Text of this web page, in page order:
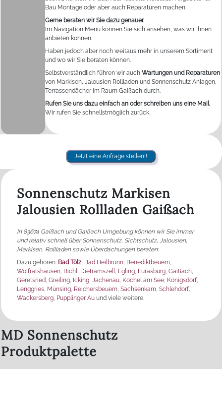
Bau Montage oder aber auch Reparaturen machen.
Gerne beraten wir Sie dazu genauer.
Im Navigation Menü können Sie sich ansehen, was wir Ihnen
anbieten können.
Haben jedoch aber noch weitaus mehr in unserem Sortiment
und wo wir Sie beraten können.
Selbstverständlich führen wir auchWartungen und Reparaturen
von Markisen, Jalousien Rollladen und Sonnenschutz Anlagen,
Terrassendächer im Raum Gaißach durch.
Rufen Sie uns dazu einfach an oder schreiben uns eine Mail.
Wir rufen Sie schnellstmöglich zurück.
Jetzt eine Anfrage stellen!!
Sonnenschutz Markisen
Jalousien Rollladen Gaißach
In 83674 Gaißach und Gaißach Umgebung können wir Sie immer
und relativ schnell über Sonnenschutz, Sichtschutz, Jalousien,
Markisen, Rollladen sowie Überdachungen beraten:
Dazu gehören: Bad Tölz Bad Heilbrunn Benediktbeuern
Wolfratshausen Bichl Dietramszell Egling Eurasburg ,Gaißach
Geretsried ,Greiling Icking Jachenau Kochel am See Königsdorf,
Lenggries Münsing Reichersbeuern ,Sachsenkam ,Schlehdorf,
Wackersberg Pupplinger Au und viele weitere.
MD Sonnenschutz
Produktpalette